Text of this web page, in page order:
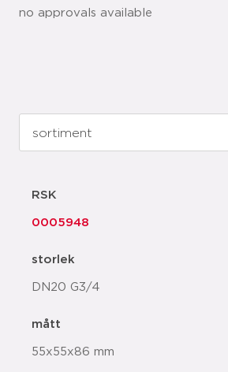
no approvals available
RSK
0005948
storlek
DN20 G3/4
mått
55x55x86 mm